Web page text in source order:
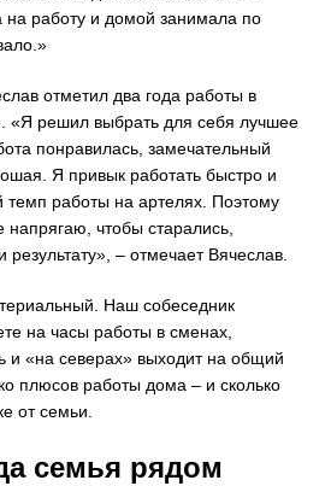
на работу и домой занимала по
отметил два года работы в
«Я решил выбрать для себя лучшее
понравилась, замечательный
Я привык работать быстро и
работы на артелях. Поэтому
напрягаю, чтобы старались,
результату», – отмечает Вячеслав.
Наш собеседник
на часы работы в сменах,
и «на северах» выходит на общий
плюсов работы дома – и сколько
от семьи.
семья рядом